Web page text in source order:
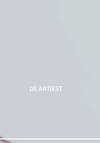
DE ARTIEST